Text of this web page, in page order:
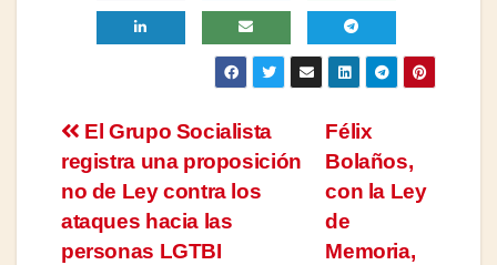
Navegación
de
entradas
Félix
Bolaños,
con la Ley
de
Memoria,
El Grupo Socialista
registra una proposición
no de Ley contra los
ataques hacia las
personas LGTBI